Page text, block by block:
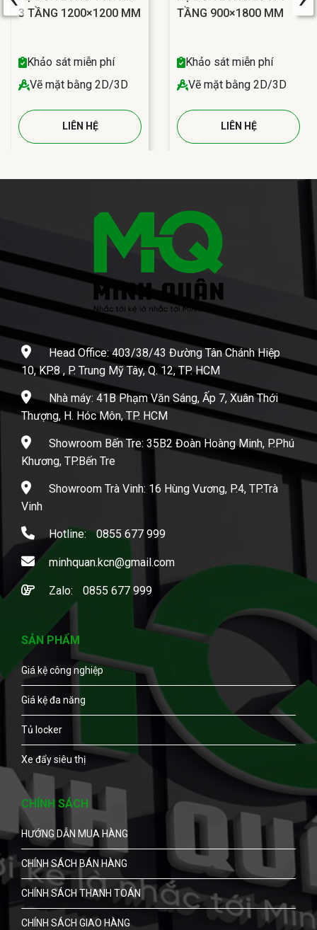
3 TẦNG 1200×1200 MM
Khảo sát miễn phí
Vẽ mặt bằng 2D/3D
LIÊN HỆ
TẦNG 900×1800 MM
Khảo sát miễn phí
Vẽ mặt bằng 2D/3D
LIÊN HỆ
Head Office: 403/38/43 Đường Tân Chánh Hiệp
10, KP.8 , P. Trung Mỹ Tây, Q. 12, TP. HCM
Nhà máy: 41B Phạm Văn Sáng, Ấp 7, Xuân Thới
Thượng, H. Hóc Môn, TP. HCM
Showroom Bến Tre: 35B2 Đoàn Hoàng Minh, P.Phú
Khương, TP.Bến Tre
Showroom Trà Vinh: 16 Hùng Vương, P.4, TP.Trà
Vinh
Hotline: 0855 677 999
minhquan.kcn@gmail.com
Zalo: 0855 677 999
SẢN PHẨM
Giá kệ công nghiệp
Giá kệ đa năng
Tủ locker
Xe đẩy siêu thị
CHÍNH SÁCH
HƯỚNG DẪN MUA HÀNG
CHÍNH SÁCH BÁN HÀNG
CHÍNH SÁCH THANH TOÁN
CHÍNH SÁCH GIAO HÀNG